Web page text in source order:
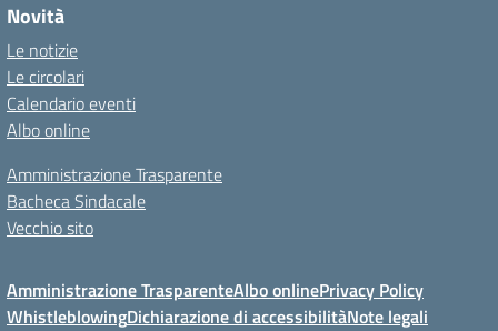
Novità
Le notizie
Le circolari
Calendario eventi
Albo online
Amministrazione Trasparente
Bacheca Sindacale
Vecchio sito
Amministrazione TrasparenteAlbo onlinePrivacy Policy
WhistleblowingDichiarazione di accessibilitàNote legali